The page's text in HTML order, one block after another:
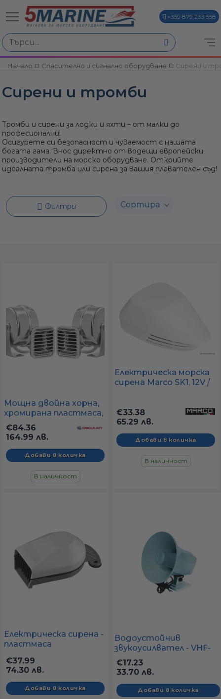
+359 879 233 558
Избери по
Начало Спасително и сигнално оборудване Сирени и
Сирени и тромби
Тромби и сирени за лодки и яхти – от малки до
професионални!
Осигурете си безопасност и чуваемост с нашата
богата гама. Внос директно от водещи европейски
производители на морско оборудване. Открийте
идеалната тромба или сирена за вашия плавателен съд!
Филтри
Мощна двойна хорна,
хромирана пластмаса,
115 + - 5 dB, 12V, 16A
€84.36
164.99 лв.
В наличност
Електрическа морска
сирена Marco SK1, 12V /
€33.38
65.29 лв.
В наличност
Електрическа сирена -
пластмаса
€37.99
74.30 лв.
Водоустойчив
звукоусилвател - VHF-
12V/10W
€17.23
33.70 лв.